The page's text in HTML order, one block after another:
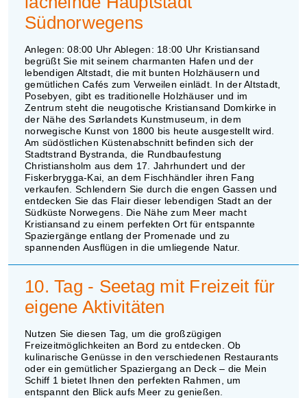
Südnorwegens
Anlegen: 08:00 Uhr Ablegen: 18:00 Uhr Kristiansand
begrüßt Sie mit seinem charmanten Hafen und der
lebendigen Altstadt, die mit bunten Holzhäusern und
gemütlichen Cafés zum Verweilen einlädt. In der Altstadt,
Posebyen, gibt es traditionelle Holzhäuser und im
Zentrum steht die neugotische Kristiansand Domkirke in
der Nähe des Sørlandets Kunstmuseum, in dem
norwegische Kunst von 1800 bis heute ausgestellt wird.
Am südöstlichen Küstenabschnitt befinden sich der
Stadtstrand Bystranda, die Rundbaufestung
Christiansholm aus dem 17. Jahrhundert und der
Fiskerbrygga-Kai, an dem Fischhändler ihren Fang
verkaufen. Schlendern Sie durch die engen Gassen und
entdecken Sie das Flair dieser lebendigen Stadt an der
Südküste Norwegens. Die Nähe zum Meer macht
Kristiansand zu einem perfekten Ort für entspannte
Spaziergänge entlang der Promenade und zu
spannenden Ausflügen in die umliegende Natur.
10. Tag - Seetag mit Freizeit für
eigene Aktivitäten
Nutzen Sie diesen Tag, um die großzügigen
Freizeitmöglichkeiten an Bord zu entdecken. Ob
kulinarische Genüsse in den verschiedenen Restaurants
oder ein gemütlicher Spaziergang an Deck – die Mein
Schiff 1 bietet Ihnen den perfekten Rahmen, um
entspannt den Blick aufs Meer zu genießen.